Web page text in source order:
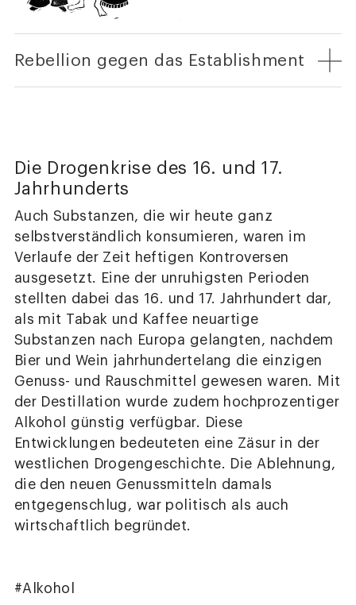
Rebellion gegen das Establishment
Die Drogenkrise des 16. und 17.
Jahrhunderts
Auch Substanzen, die wir heute ganz
selbstverständlich konsumieren, waren im
Verlaufe der Zeit heftigen Kontroversen
ausgesetzt. Eine der unruhigsten Perioden
stellten dabei das 16. und 17. Jahrhundert dar,
als mit Tabak und Kaffee neuartige
Substanzen nach Europa gelangten, nachdem
Bier und Wein jahrhundertelang die einzigen
Genuss- und Rauschmittel gewesen waren. Mit
der Destillation wurde zudem hochprozentiger
Alkohol günstig verfügbar. Diese
Entwicklungen bedeuteten eine Zäsur in der
westlichen Drogengeschichte. Die Ablehnung,
die den neuen Genussmitteln damals
entgegenschlug, war politisch als auch
wirtschaftlich begründet.
#Alkohol